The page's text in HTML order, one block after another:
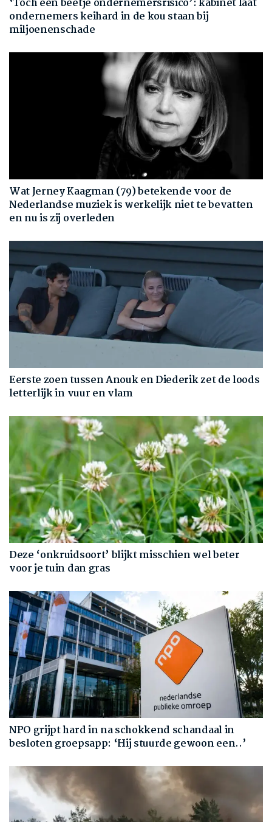
‘Toch een beetje ondernemersrisico’: kabinet laat
ondernemers keihard in de kou staan bij
miljoenenschade
Wat Jerney Kaagman (79) betekende voor de
Nederlandse muziek is werkelijk niet te bevatten
en nu is zij overleden
Eerste zoen tussen Anouk en Diederik zet de loods
letterlijk in vuur en vlam
Deze ‘onkruidsoort’ blijkt misschien wel beter
voor je tuin dan gras
NPO grijpt hard in na schokkend schandaal in
besloten groepsapp: ‘Hij stuurde gewoon een..’